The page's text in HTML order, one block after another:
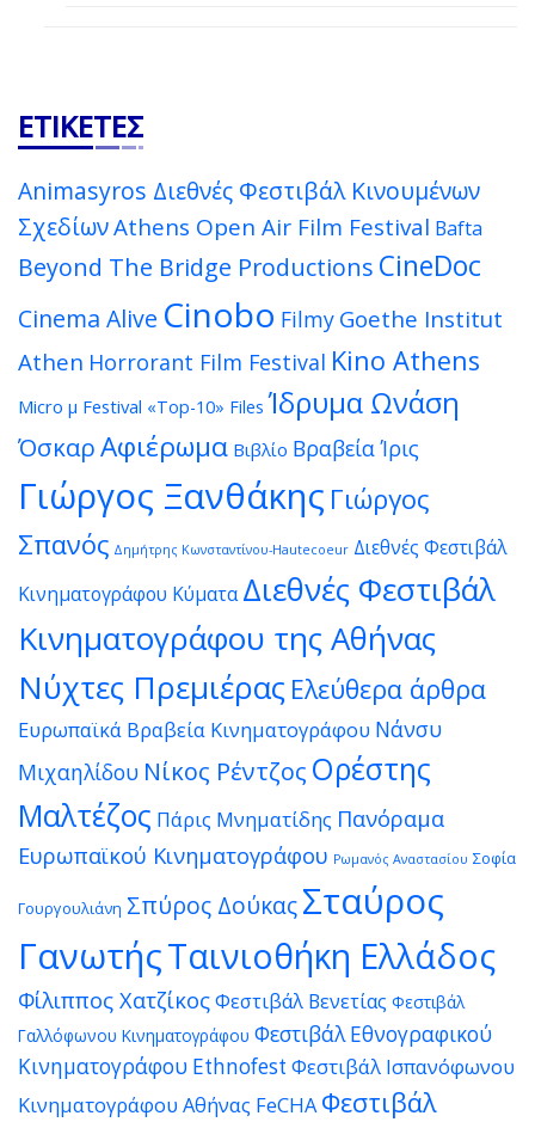
ΕΤΙΚΈΤΕΣ
Animasyros Διεθνές Φεστιβάλ Κινουμένων
ΣχεδίωνAthens Open Air Film Festival Bafta
Beyond The Bridge Productions CineDoc
Cinema Alive Cinobo Filmy Goethe Institut
Athen Horrorant Film Festival Kino Athens
Micro μ Festival «Top-10» Files Ίδρυμα Ωνάση
ΌσκαρΑφιέρωμα Βιβλίο Βραβεία Ίρις
Γιώργος Ξανθάκης Γιώργος
Σπανός Δημήτρης Κωνσταντίνου-Hautecoeur Διεθνές Φεστιβάλ
Κινηματογράφου Κύματα Διεθνές Φεστιβάλ
Κινηματογράφου της Αθήνας
Νύχτες Πρεμιέρας Ελεύθερα άρθρα
Ευρωπαϊκά Βραβεία Κινηματογράφου Νάνσυ
Μιχαηλίδου Νίκος Ρέντζος Ορέστης
Μαλτέζος Πάρις Μνηματίδης Πανόραμα
Ευρωπαϊκού Κινηματογράφου Ρωμανός Αναστασίου Σοφία
Γουργουλιάνη Σπύρος ΔούκαςΣταύρος
ΓανωτήςΤαινιοθήκη Ελλάδος
Φίλιππος ΧατζίκοςΦεστιβάλ Βενετίας Φεστιβάλ
Γαλλόφωνου Κινηματογράφου Φεστιβάλ Εθνογραφικού
Κινηματογράφου Ethnofest Φεστιβάλ Ισπανόφωνου
Κινηματογράφου Αθήνας FeCHA Φεστιβάλ